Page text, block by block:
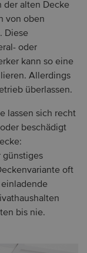
der alten Decke
von oben
Diese
oder
kann so eine
Allerdings
überlassen.
lassen sich recht
beschädigt
günstiges
oft
bis nie.